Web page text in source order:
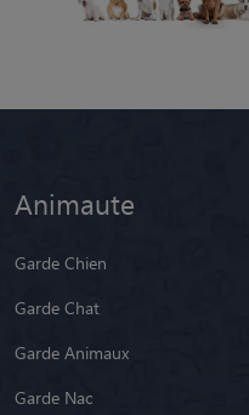
Animaute
Garde Chien
Garde Chat
Garde Animaux
Garde Nac